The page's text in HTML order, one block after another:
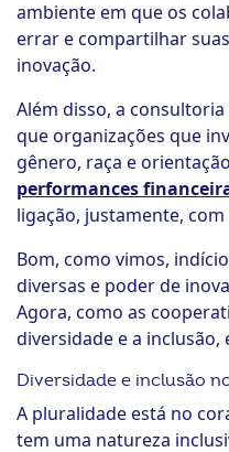
ambiente em que os
errar e compartilhar
inovação.
Além disso, a
que organizações que
gênero, raça e
performances
ligação, justamente,
Bom, como vimos,
diversas e poder de
Agora, como as
diversidade e a inclusão,
Diversidade e inclusão
A pluralidade está no
tem uma natureza